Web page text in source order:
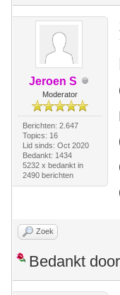
Jeroen S
Moderator
Berichten: 2.647
Topics: 16
Lid sinds: Oct 2020
Bedankt: 1434
5232 x bedankt in
2490 berichten
Zoek
Bedankt